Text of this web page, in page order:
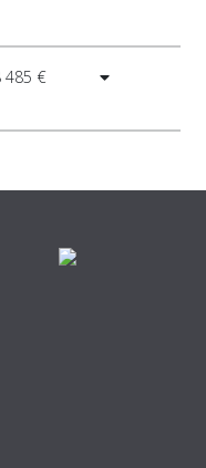
485 €